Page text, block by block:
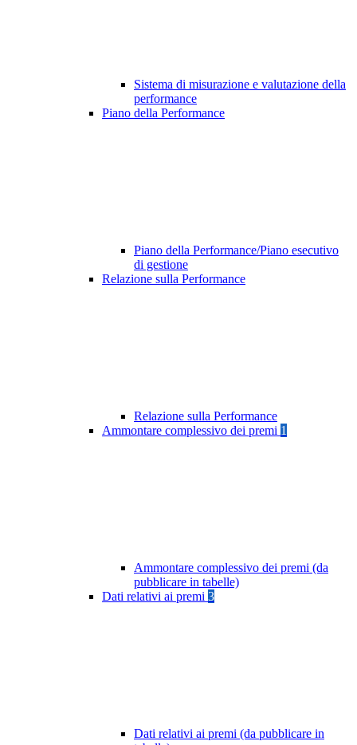
Sistema di misurazione e valutazione della
performance
Piano della Performance
Piano della Performance/Piano esecutivo
di gestione
Relazione sulla Performance
Relazione sulla Performance
Ammontare complessivo dei premi 1
Ammontare complessivo dei premi (da
pubblicare in tabelle)
Dati relativi ai premi 3
Dati relativi ai premi (da pubblicare in